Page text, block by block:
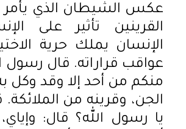
عكس الشيطان الذي يأمر
القرينين تأثير على
الإنسان يملك حرية
عواقب قراراته. قال رسول
منكم من أحد إلا وقد وكل
الجن، وقرينه من الملائكة.
يا رسول الله؟ قال: